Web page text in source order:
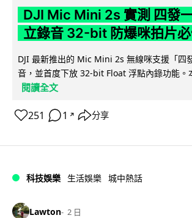
DJI Mic Mini 2s 實測 四發
立錄音 32-bit 防爆咪拍片
DJI 最新推出的 Mic Mini 2s 無線咪支援「四
音，並首度下放 32-bit Float 浮點內錄功能。
閱讀全文
251 1 ↗ 分享
科技娛樂 生活娛樂 城中熱話
Lawton 2 日